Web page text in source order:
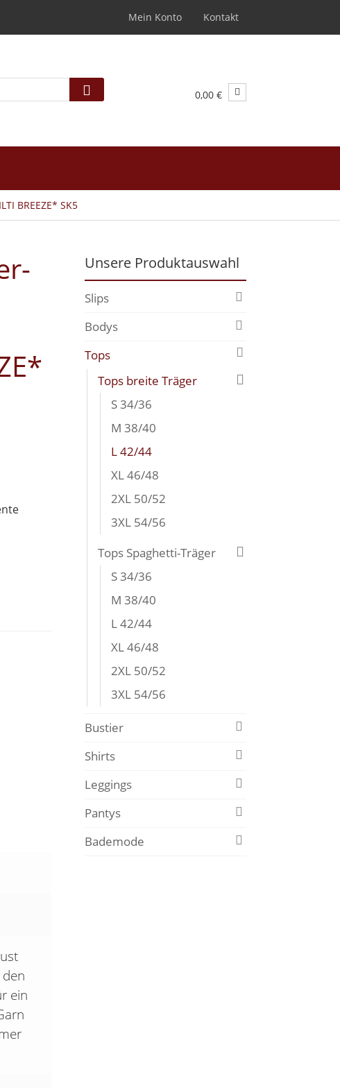
Mein Konto Kontakt
0,00 €
BREEZE* SK5
ein
Unsere Produktauswahl
Slips
Bodys
Tops
Tops breite Träger
S 34/36
M 38/40
L 42/44
XL 46/48
2XL 50/52
3XL 54/56
Tops Spaghetti-Träger
S 34/36
M 38/40
L 42/44
XL 46/48
2XL 50/52
3XL 54/56
Bustier
Shirts
Leggings
Pantys
Bademode